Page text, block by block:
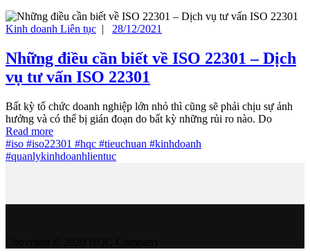
Kinh doanh Liên tục | 28/12/2021
Những điều cần biết về ISO 22301 – Dịch
vụ tư vấn ISO 22301
Bất kỳ tổ chức doanh nghiệp lớn nhỏ thì cũng sẽ phải chịu sự ảnh
hưởng và có thể bị gián đoạn do bất kỳ những rủi ro nào. Do
Read more
#iso #iso22301 #hqc #tieuchuan #kinhdoanh
#quanlykinhdoanhlientuc